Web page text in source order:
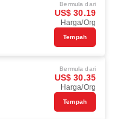
Bermula dari
US$ 30.19
Harga/Org
Tempah
Bermula dari
US$ 30.35
Harga/Org
Tempah